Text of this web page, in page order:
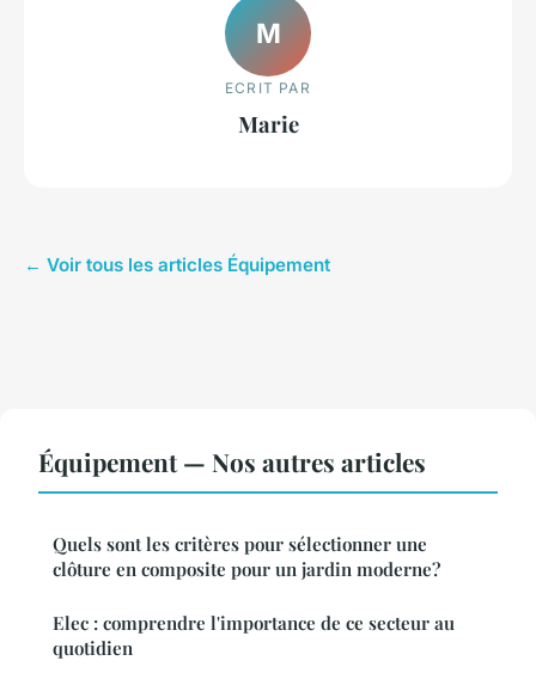
M
ECRIT PAR
Marie
← Voir tous les articles Équipement
Équipement — Nos autres articles
Quels sont les critères pour sélectionner une
clôture en composite pour un jardin moderne?
Elec : comprendre l'importance de ce secteur au
quotidien